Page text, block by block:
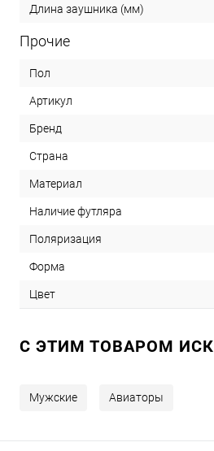
Длина заушника (мм)
Прочие
Пол
Артикул
Бренд
Страна
Материал
Наличие футляра
Поляризация
Форма
Цвет
C ЭТИМ ТОВАРОМ
Мужские Авиаторы